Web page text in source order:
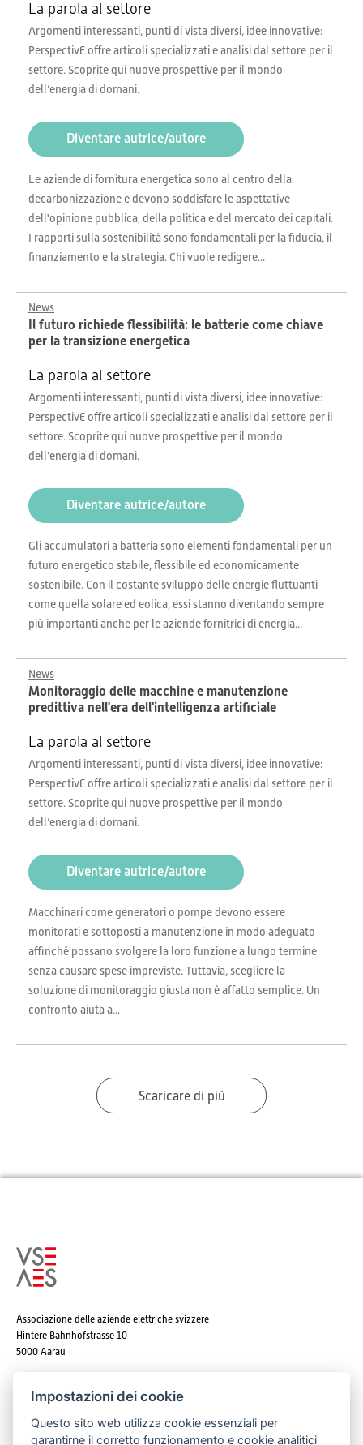
La parola al settore
Argomenti interessanti, punti di vista diversi, idee innovative:
PerspectivE offre articoli specializzati e analisi dal settore per il
settore. Scoprite qui nuove prospettive per il mondo
dell’energia di domani.
Diventare autrice/autore
Le aziende di fornitura energetica sono al centro della
decarbonizzazione e devono soddisfare le aspettative
dell'opinione pubblica, della politica e del mercato dei capitali.
I rapporti sulla sostenibilità sono fondamentali per la fiducia, il
finanziamento e la strategia. Chi vuole redigere...
News
Il futuro richiede flessibilità: le batterie come chiave
per la transizione energetica
La parola al settore
Argomenti interessanti, punti di vista diversi, idee innovative:
PerspectivE offre articoli specializzati e analisi dal settore per il
settore. Scoprite qui nuove prospettive per il mondo
dell’energia di domani.
Diventare autrice/autore
Gli accumulatori a batteria sono elementi fondamentali per un
futuro energetico stabile, flessibile ed economicamente
sostenibile. Con il costante sviluppo delle energie fluttuanti
come quella solare ed eolica, essi stanno diventando sempre
più importanti anche per le aziende fornitrici di energia...
News
Monitoraggio delle macchine e manutenzione
predittiva nell'era dell'intelligenza artificiale
La parola al settore
Argomenti interessanti, punti di vista diversi, idee innovative:
PerspectivE offre articoli specializzati e analisi dal settore per il
settore. Scoprite qui nuove prospettive per il mondo
dell’energia di domani.
Diventare autrice/autore
Macchinari come generatori o pompe devono essere
monitorati e sottoposti a manutenzione in modo adeguato
affinché possano svolgere la loro funzione a lungo termine
senza causare spese impreviste. Tuttavia, scegliere la
soluzione di monitoraggio giusta non è affatto semplice. Un
confronto aiuta a...
Scaricare di più
Associazione delle aziende elettriche svizzere
Hintere Bahnhofstrasse 10
5000 Aarau
E-mail: info@strom.ch
Impostazioni dei cookie
Questo sito web utilizza cookie essenziali per
garantirne il corretto funzionamento e cookie analitici